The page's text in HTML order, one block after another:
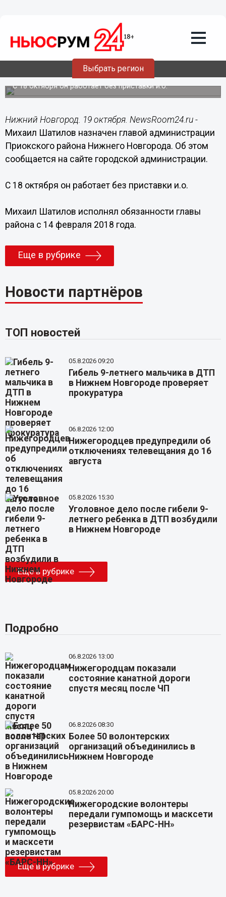
Выбрать регион
19.10.201817:40
Шатилов назначен главой
администрации Приокского района
С 18 октября он работает без приставки и.о.
Нижний Новгород. 19 октября. NewsRoom24.ru -
Михаил Шатилов назначен главой администрации
Приокского района Нижнего Новгорода. Об этом
сообщается на сайте городской администрации.
С 18 октября он работает без приставки и.о.
Михаил Шатилов исполнял обязанности главы
района с 14 февраля 2018 года.
Еще в рубрике
Новости партнёров
ТОП новостей
05.8.2026 09:20
Гибель 9-летнего мальчика в ДТП
в Нижнем Новгороде проверяет
прокуратура
06.8.2026 12:00
Нижегородцев предупредили об
отключениях телевещания до 16
августа
05.8.2026 15:30
Уголовное дело после гибели 9-
летнего ребенка в ДТП возбудили
в Нижнем Новгороде
Еще в рубрике
Подробно
06.8.2026 13:00
Нижегородцам показали
состояние канатной дороги
спустя месяц после ЧП
06.8.2026 08:30
Более 50 волонтерских
организаций объединились в
Нижнем Новгороде
05.8.2026 20:00
Нижегородские волонтеры
передали гумпомощь и масксети
резервистам «БАРС-НН»
Еще в рубрике